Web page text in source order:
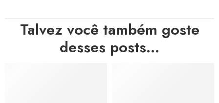
Talvez você também goste
desses posts...